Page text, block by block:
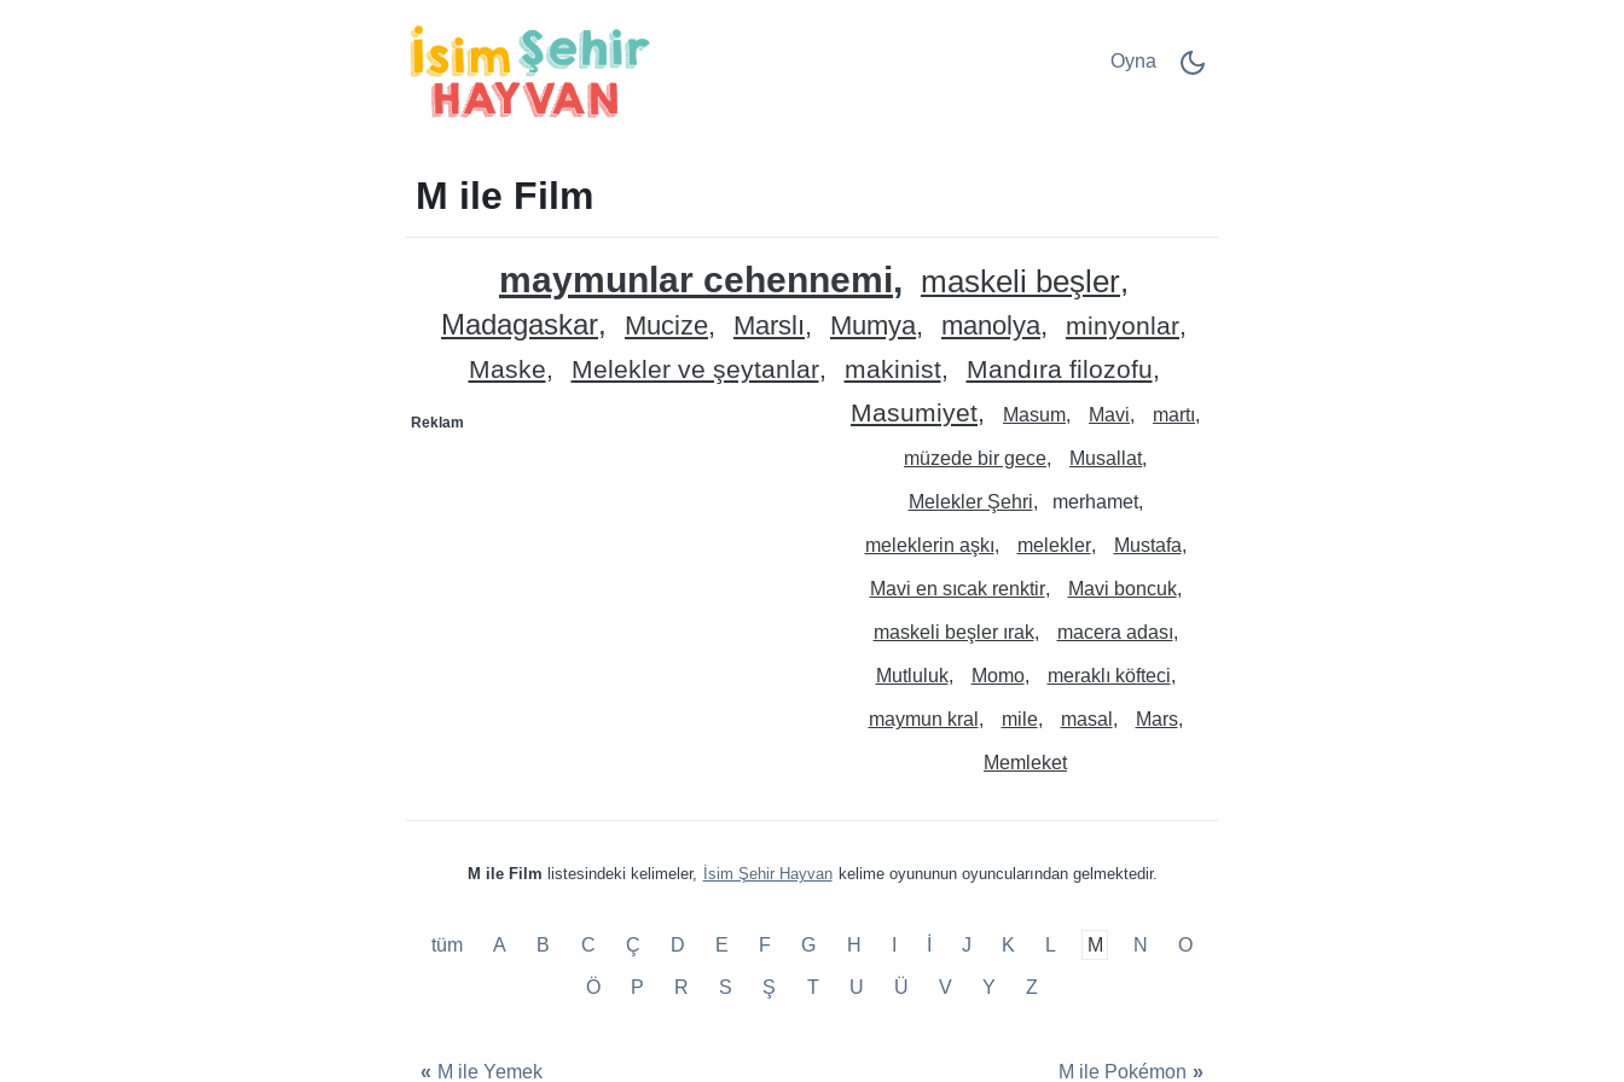
Oyna
M ile Film
maymunlar cehennemi maskeli beşler
Madagaskar Mucize Marslı Mumya manolya
minyonlar
Maske
Melekler ve şeytanlar makinist
Mandıra filozofu
Masumiyet
Masum Mavi
Reklam martı
müzede bir gece Musallat
Melekler Şehri merhamet
meleklerin aşkı melekler Mustafa
Mavi en sıcak renktir Mavi boncuk
maskeli beşler ırak macera adası
Mutluluk Momo meraklı köfteci
maymun kral mile masal Mars
Memleket
M ile Film listesindeki kelimeler, İsim Şehir Hayvan kelime oyununun oyuncularından gelmektedir.
tüm A B C Ç D E F G H J K L M N O
Ö P R S Ş T U Ü V Y Z
« M ile Yemek M ile Pokémon »